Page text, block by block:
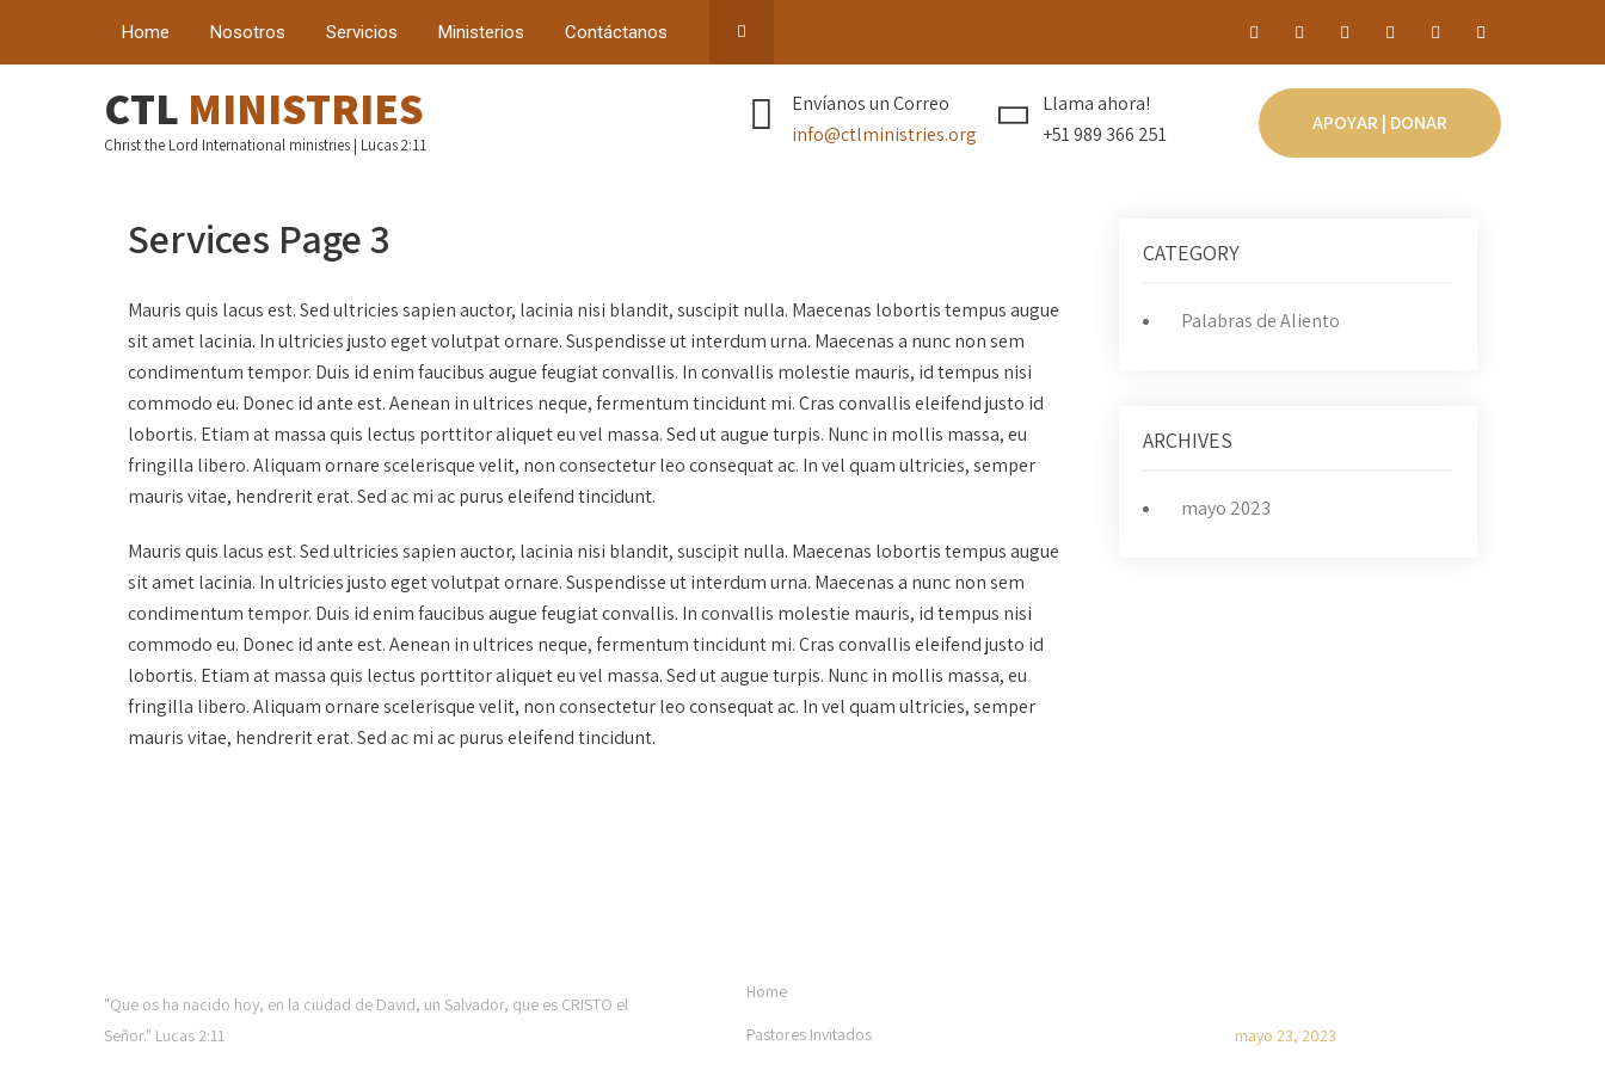
Home Nosotros Servicios Ministerios Contáctanos
CTL MINISTRIES
Christ the Lord International ministries | Lucas 2:11
Envíanos un Correo
info@ctlministries.org
Llama ahora!
+51 989 366 251
APOYAR | DONAR
Services Page 3
Mauris quis lacus est. Sed ultricies sapien auctor, lacinia nisi blandit, suscipit nulla. Maecenas lobortis tempus augue
sit amet lacinia. In ultricies justo eget volutpat ornare. Suspendisse ut interdum urna. Maecenas a nunc non sem
condimentum tempor. Duis id enim faucibus augue feugiat convallis. In convallis molestie mauris, id tempus nisi
commodo eu. Donec id ante est. Aenean in ultrices neque, fermentum tincidunt mi. Cras convallis eleifend justo id
lobortis. Etiam at massa quis lectus porttitor aliquet eu vel massa. Sed ut augue turpis. Nunc in mollis massa, eu
fringilla libero. Aliquam ornare scelerisque velit, non consectetur leo consequat ac. In vel quam ultricies, semper
mauris vitae, hendrerit erat. Sed ac mi ac purus eleifend tincidunt.
Mauris quis lacus est. Sed ultricies sapien auctor, lacinia nisi blandit, suscipit nulla. Maecenas lobortis tempus augue
sit amet lacinia. In ultricies justo eget volutpat ornare. Suspendisse ut interdum urna. Maecenas a nunc non sem
condimentum tempor. Duis id enim faucibus augue feugiat convallis. In convallis molestie mauris, id tempus nisi
commodo eu. Donec id ante est. Aenean in ultrices neque, fermentum tincidunt mi. Cras convallis eleifend justo id
lobortis. Etiam at massa quis lectus porttitor aliquet eu vel massa. Sed ut augue turpis. Nunc in mollis massa, eu
fringilla libero. Aliquam ornare scelerisque velit, non consectetur leo consequat ac. In vel quam ultricies, semper
mauris vitae, hendrerit erat. Sed ac mi ac purus eleifend tincidunt.
CATEGORY
Palabras de Aliento
ARCHIVES
mayo 2023
"Que os ha nacido hoy, en la ciudad de David, un Salvador, que es CRISTO el
Señor." Lucas 2:11
Home
Pastores Invitados
mayo 23, 2023